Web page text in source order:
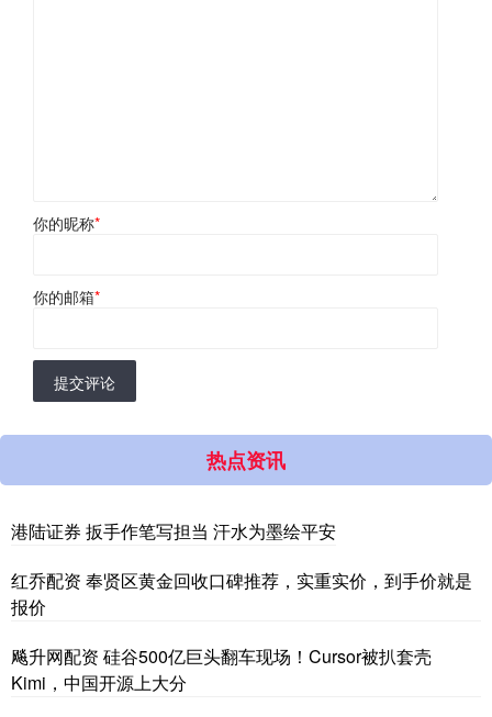
你的昵称*
你的邮箱*
提交评论
热点资讯
港陆证券 扳手作笔写担当 汗水为墨绘平安
红乔配资 奉贤区黄金回收口碑推荐，实重实价，到手价就是
报价
飚升网配资 硅谷500亿巨头翻车现场！Cursor被扒套壳
Kimi，中国开源上大分